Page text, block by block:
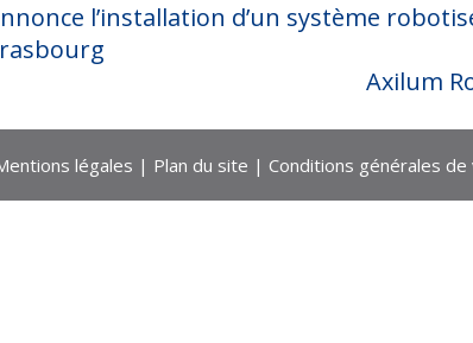
l’installation d’un système
Axilum
légales | Plan du site | Conditions générales de